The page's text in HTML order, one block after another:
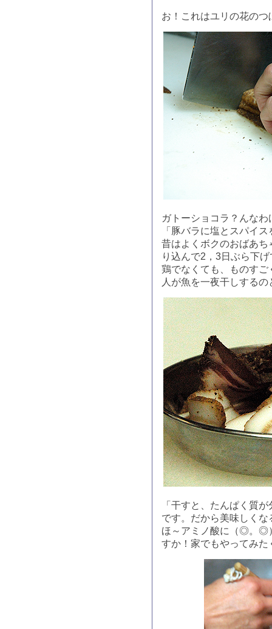
お！これはユリの花の
ガトーショコラ？んな
「豚バラに塩とスパイ
昔はよくボクのおばあ
り込んで2，3日ぶら下
鶏でなくても、ものす
人が魚を一夜干しする
「干すと、たんぱく質
です。だから美味しくな
ほ～アミノ酸に（◎。◎
すか！家でもやってみ